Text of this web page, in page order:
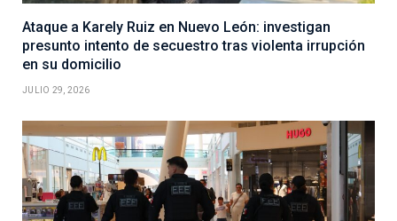
Ataque a Karely Ruiz en Nuevo León: investigan
presunto intento de secuestro tras violenta irrupción
en su domicilio
JULIO 29, 2026